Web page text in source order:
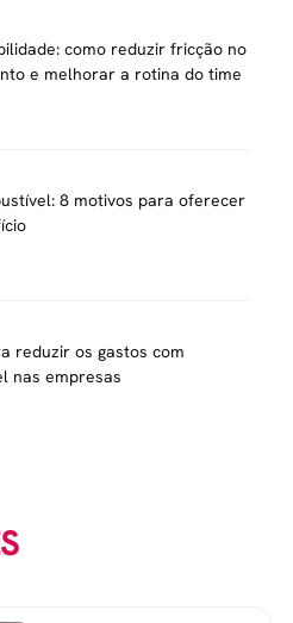
como reduzir fricção no
e melhorar a rotina do time
8 motivos para oferecer
reduzir os gastos com
nas empresas